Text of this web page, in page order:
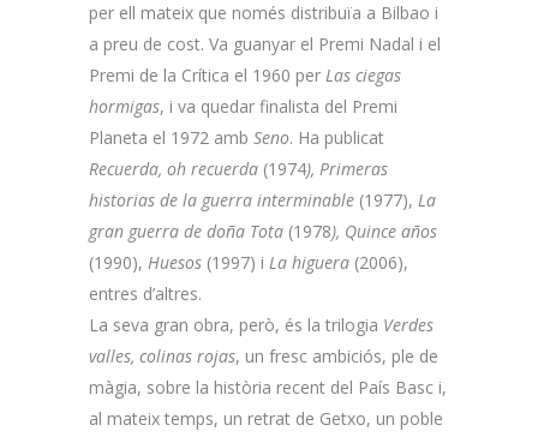
per ell mateix que només distribuïa a Bilbao i
a preu de cost. Va guanyar el Premi Nadal i el
Premi de la Crítica el 1960 per Las ciegas
hormigas, i va quedar finalista del Premi
Planeta el 1972 amb Seno. Ha publicat
Recuerda, oh recuerda (1974), Primeras
historias de la guerra interminable (1977), La
gran guerra de doña Tota (1978), Quince años
(1990), Huesos (1997) i La higuera (2006),
entres d’altres.
La seva gran obra, però, és la trilogia Verdes
valles, colinas rojas, un fresc ambiciós, ple de
màgia, sobre la història recent del País Basc i,
al mateix temps, un retrat de Getxo, un poble